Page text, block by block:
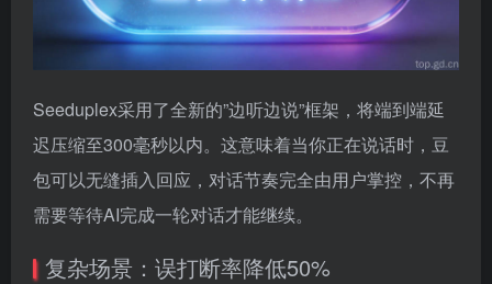
Seeduplex采用了全新的”边听边说”框架，将端到端延
迟压缩至300毫秒以内。这意味着当你正在说话时，豆
包可以无缝插入回应，对话节奏完全由用户掌控，不再
需要等待AI完成一轮对话才能继续。
复杂场景：误打断率降低50%